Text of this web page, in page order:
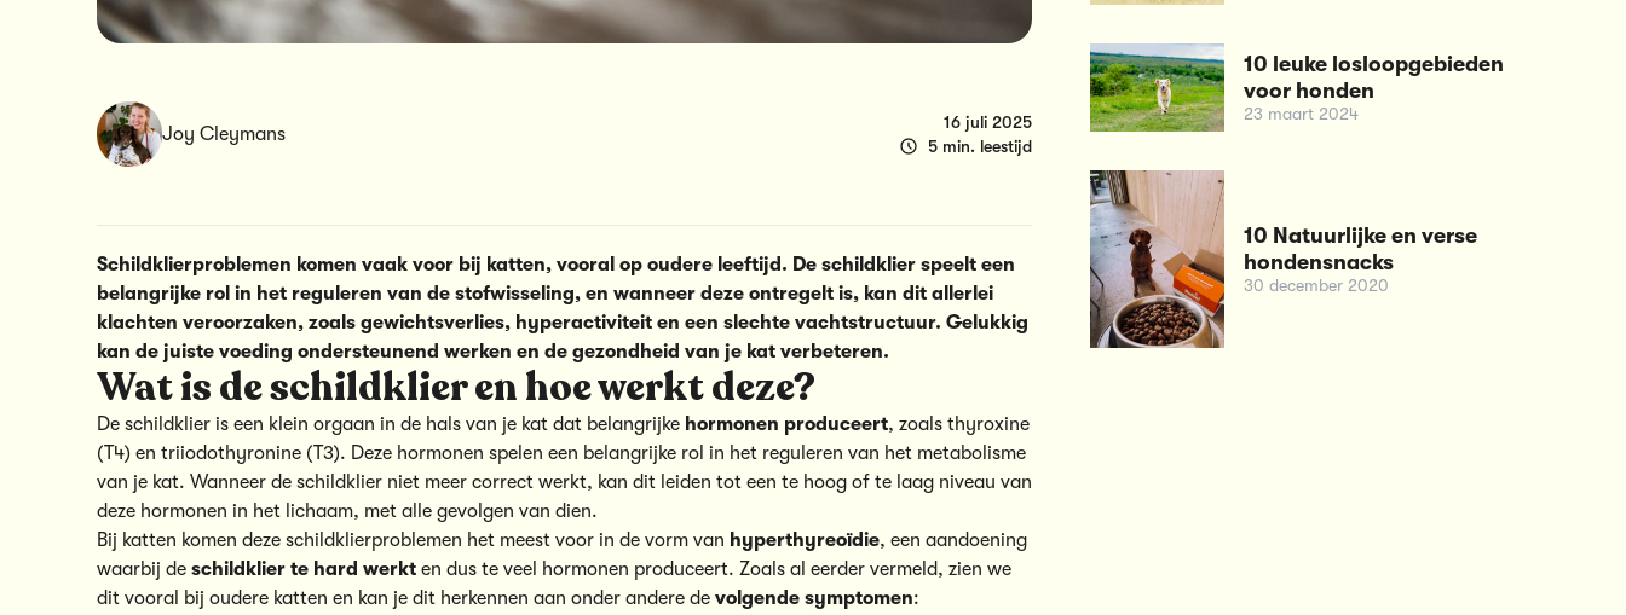
10 leuke losloopgebieden
voor honden
23 maart 2024
10 Natuurlijke en verse
hondensnacks
30 december 2020
Joy Cleymans
16 juli 2025
5 min. leestijd
Schildklierproblemen komen vaak voor bij katten, vooral op oudere leeftijd. De schildklier speelt een
belangrijke rol in het reguleren van de stofwisseling, en wanneer deze ontregelt is, kan dit allerlei
klachten veroorzaken, zoals gewichtsverlies, hyperactiviteit en een slechte vachtstructuur. Gelukkig
kan de juiste voeding ondersteunend werken en de gezondheid van je kat verbeteren.
Wat is de schildklier en hoe werkt deze?
De schildklier is een klein orgaan in de hals van je kat dat belangrijke hormonen produceert, zoals thyroxine
(T4) en triiodothyronine (T3). Deze hormonen spelen een belangrijke rol in het reguleren van het metabolisme
van je kat. Wanneer de schildklier niet meer correct werkt, kan dit leiden tot een te hoog of te laag niveau van
deze hormonen in het lichaam, met alle gevolgen van dien.
Bij katten komen deze schildklierproblemen het meest voor in de vorm van hyperthyreoïdie, een aandoening
waarbij de schildklier te hard werkt en dus te veel hormonen produceert. Zoals al eerder vermeld, zien we
dit vooral bij oudere katten en kan je dit herkennen aan onder andere de volgende symptomen: